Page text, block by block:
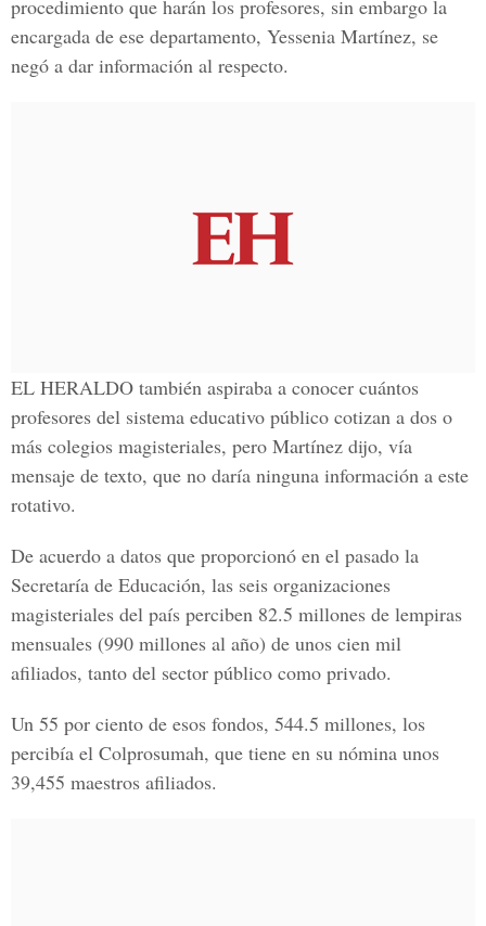
procedimiento que harán los profesores, sin embargo la
encargada de ese departamento, Yessenia Martínez, se
negó a dar información al respecto.
EL HERALDO también aspiraba a conocer cuántos
profesores del sistema educativo público cotizan a dos o
más colegios magisteriales, pero Martínez dijo, vía
mensaje de texto, que no daría ninguna información a este
rotativo.
De acuerdo a datos que proporcionó en el pasado la
Secretaría de Educación, las seis organizaciones
magisteriales del país perciben 82.5 millones de lempiras
mensuales (990 millones al año) de unos cien mil
afiliados, tanto del sector público como privado.
Un 55 por ciento de esos fondos, 544.5 millones, los
percibía el Colprosumah, que tiene en su nómina unos
39,455 maestros afiliados.